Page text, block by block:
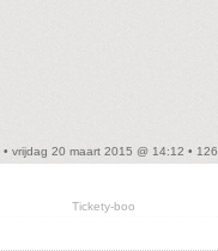
• vrijdag 20 maart 2015 @ 14:12 • 126
Tickety-boo